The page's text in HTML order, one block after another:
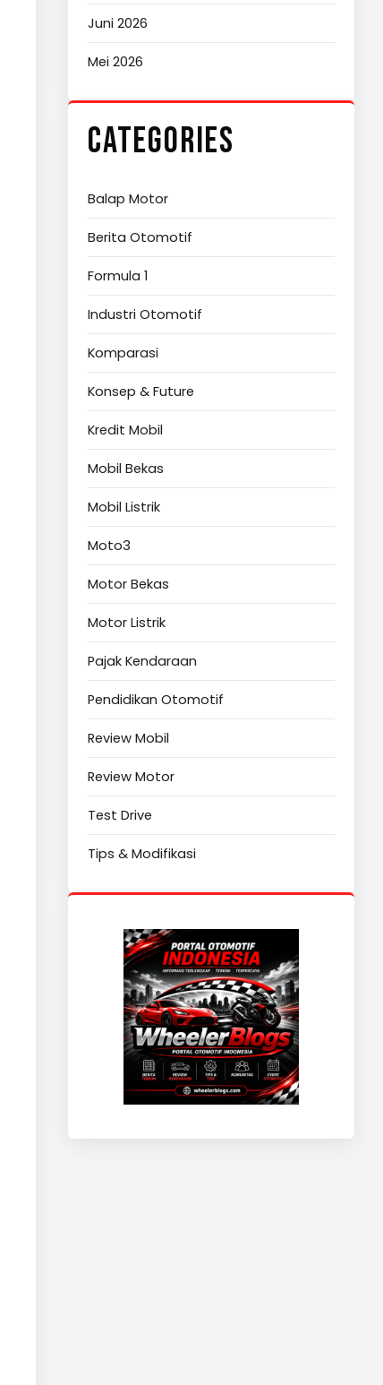
Juni 2026
Mei 2026
CATEGORIES
Balap Motor
Berita Otomotif
Formula 1
Industri Otomotif
Komparasi
Konsep & Future
Kredit Mobil
Mobil Bekas
Mobil Listrik
Moto3
Motor Bekas
Motor Listrik
Pajak Kendaraan
Pendidikan Otomotif
Review Mobil
Review Motor
Test Drive
Tips & Modifikasi